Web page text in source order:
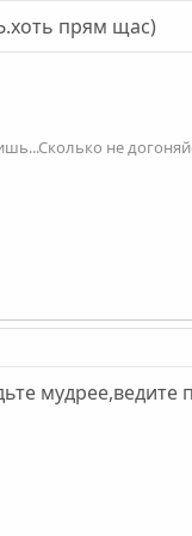
прям щас)
не
мудрее,ведите